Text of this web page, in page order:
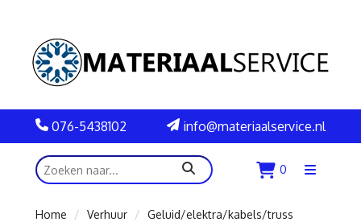
076-5438102 info@materiaalservice.nl
zoeken 0
Menu
Home
Verhuur
Geluid/elektra/kabels/truss